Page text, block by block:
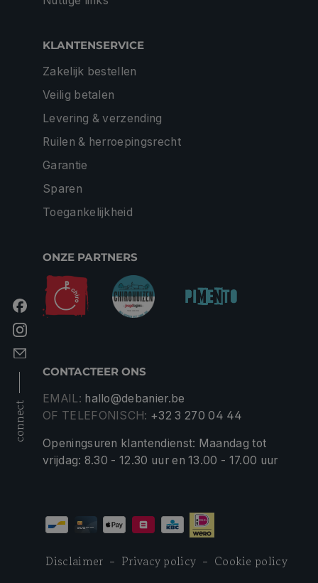
connect
KLANTENSERVICE
Zakelijk bestellen
Veilig betalen
Levering & verzending
Ruilen & herroepingsrecht
Garantie
Sparen
Toegankelijkheid
ONZE PARTNERS
CONTACTEER ONS
EMAIL: hallo@debanier.be
OF TELEFONISCH: +32 3 270 04 44
Openingsuren klantendienst: Maandag tot
vrijdag: 8.30 - 12.30 uur en 13.00 - 17.00 uur
Disclaimer Privacy policy Cookie policy